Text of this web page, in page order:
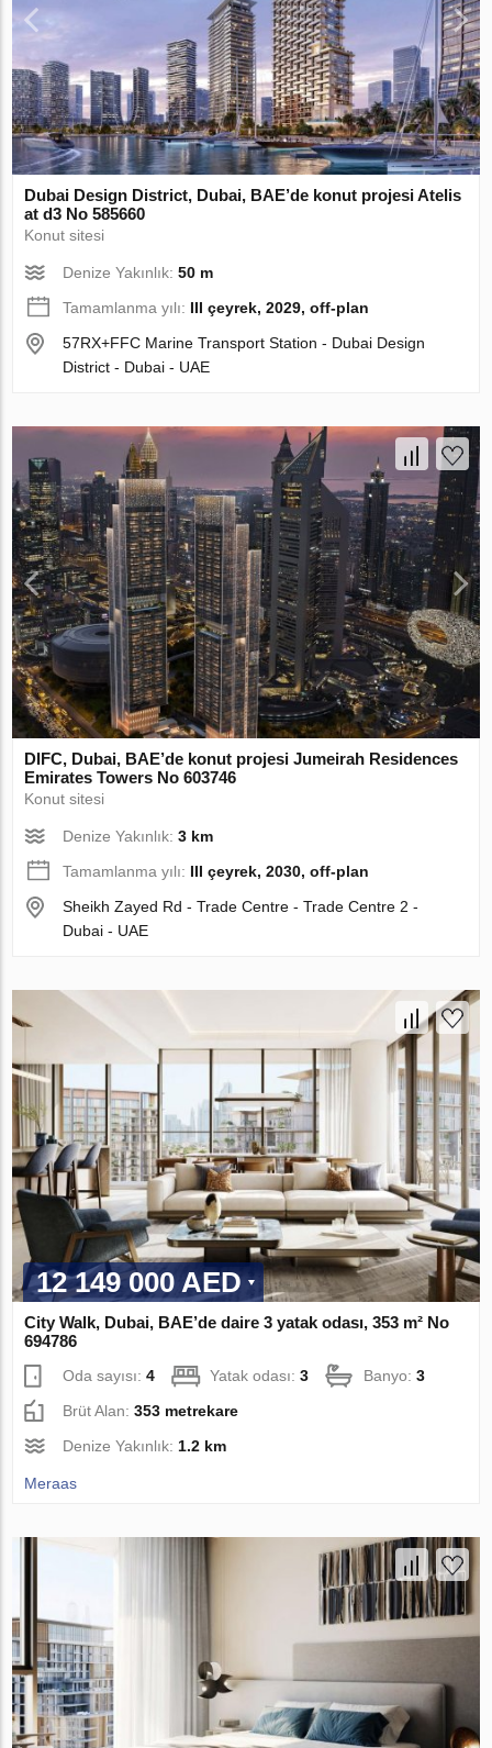
Dubai Design District, Dubai, BAE’de konut projesi Atelis
at d3 No 585660
Konut sitesi
Denize Yakınlık:50 m
Tamamlanma yılı: III çeyrek, 2029, off-plan
57RX+FFC Marine Transport Station - Dubai Design
District - Dubai - UAE
DIFC, Dubai, BAE’de konut projesi Jumeirah Residences
Emirates Towers No 603746
Konut sitesi
Denize Yakınlık:3 km
Tamamlanma yılı: III çeyrek, 2030, off-plan
Sheikh Zayed Rd - Trade Centre - Trade Centre 2 -
Dubai - UAE
12 149 000 AED
City Walk, Dubai, BAE’de daire 3 yatak odası, 353 m² No
694786
Oda sayısı:4 Yatak odası:3 Banyo:3
Brüt Alan:353 metrekare
Denize Yakınlık: 1.2 km
Meraas